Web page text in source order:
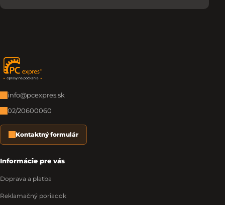
Zápätie
info@pcexpres.sk
02/20600060
Kontaktný formulár
Informácie pre vás
Doprava a platba
Reklamačný poriadok